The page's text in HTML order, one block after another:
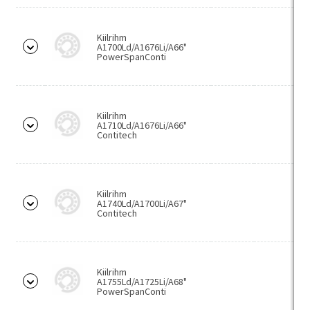
Mitmikkiilrihmad
PL
TB2
HTD/CTD
STD
T/AT
Kiilrihm
A1700Ld/A1676Li/A66"
PowerSpanConti
Kiilrihm
A1710Ld/A1676Li/A66"
Contitech
Kiilrihm
A1740Ld/A1700Li/A67"
Contitech
Kiilrihm
A1755Ld/A1725Li/A68"
PowerSpanConti